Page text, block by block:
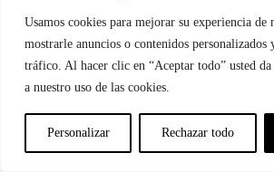
Usamos cookies para mejorar su experiencia de
mostrarle anuncios o contenidos personalizados
tráfico. Al hacer clic en “Aceptar todo” usted
a nuestro uso de las cookies.
Personalizar Rechazar todo